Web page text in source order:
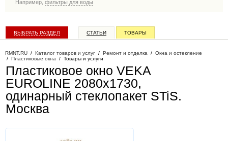
Например, фильтры для воды
ВЫБРАТЬ РАЗДЕЛ СТАТЬИ ТОВАРЫ
RMNT.RU / Каталог товаров и услуг / Ремонт и отделка / Окна и остекление
/ Пластиковые окна / Товары и услуги
Пластиковое окно VEKA
EUROLINE 2080х1730,
одинарный стеклопакет STiS.
Москва